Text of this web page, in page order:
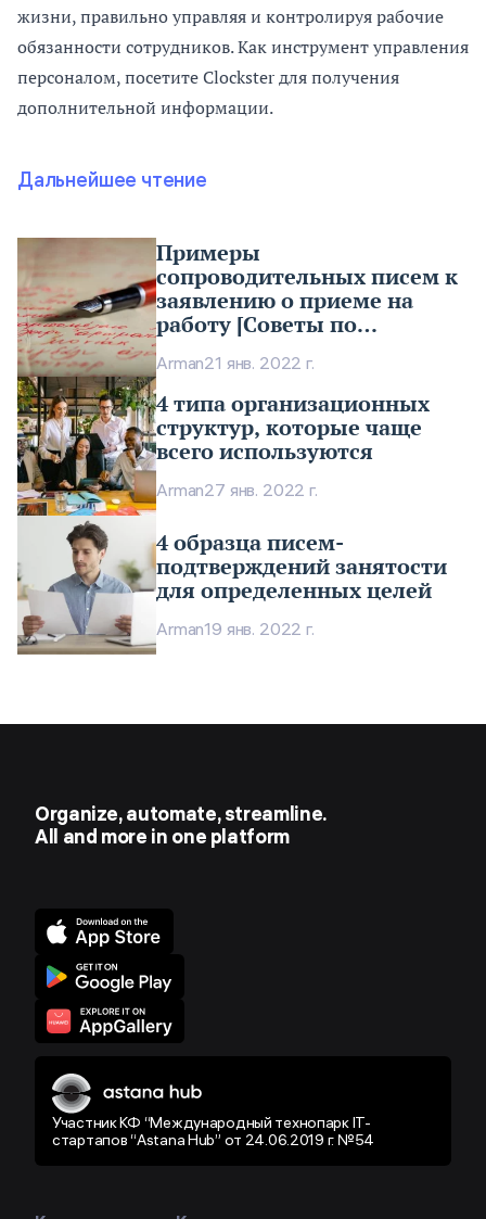
жизни, правильно управляя и контролируя рабочие
обязанности сотрудников. Как инструмент управления
персоналом, посетите Clockster для получения
дополнительной информации.
Дальнейшее чтение
Примеры
сопроводительных писем к
заявлению о приеме на
работу [Советы по
Arman21 янв. 2022 г.
4 типа организационных
структур, которые чаще
всего используются
Arman27 янв. 2022 г.
4 образца писем-
подтверждений занятости
для определенных целей
Arman19 янв. 2022 г.
Organize, automate, streamline.
All and more in one platform
Участник КФ “Международный технопарк IT-
стартапов “Astana Hub” от 24.06.2019 г. №54